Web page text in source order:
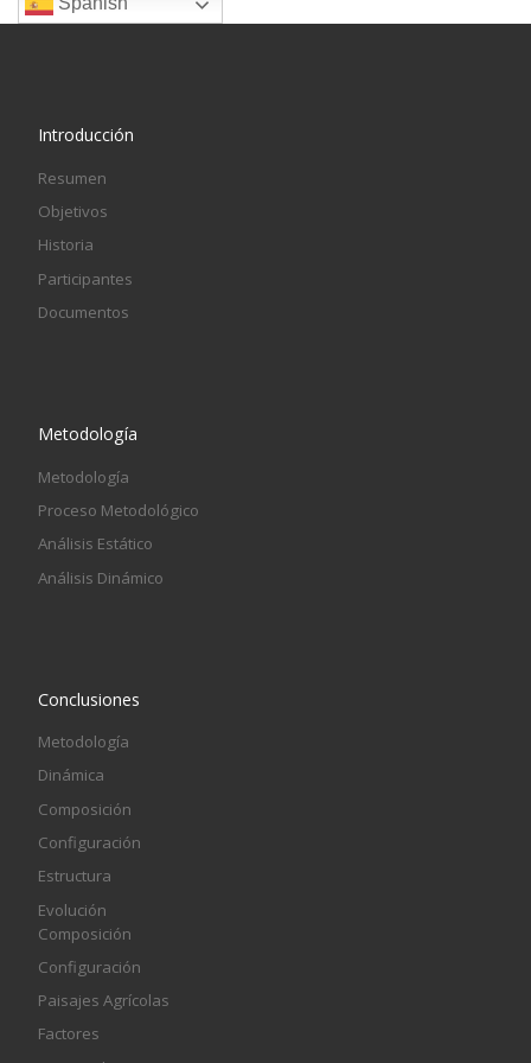
Introducción
Resumen
Objetivos
Historia
Participantes
Documentos
Metodología
Metodología
Proceso Metodológico
Análisis Estático
Análisis Dinámico
Conclusiones
Metodología
Dinámica
Composición
Configuración
Estructura
Evolución
Composición
Configuración
Paisajes Agrícolas
Factores